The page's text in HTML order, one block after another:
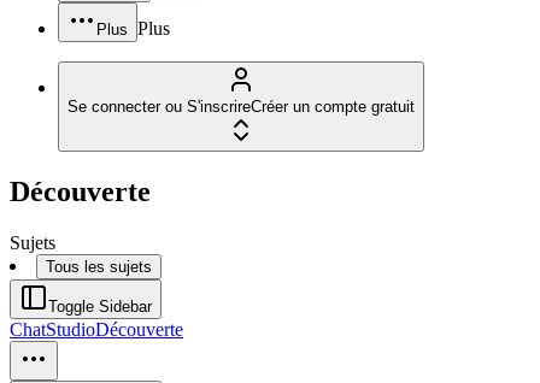
Plus Plus
Se connecter ou S'inscrireCréer un compte gratuit
Découverte
Sujets
Tous les sujets
Toggle Sidebar
ChatStudioDécouverte